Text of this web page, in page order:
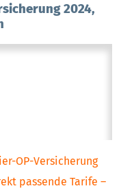
2024,
OP-Versicherung
passende Tarife –